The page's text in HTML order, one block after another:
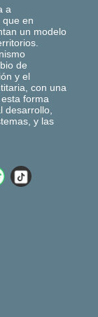
a
que en
un modelo
de
y el
con una
forma
desarrollo,
y las